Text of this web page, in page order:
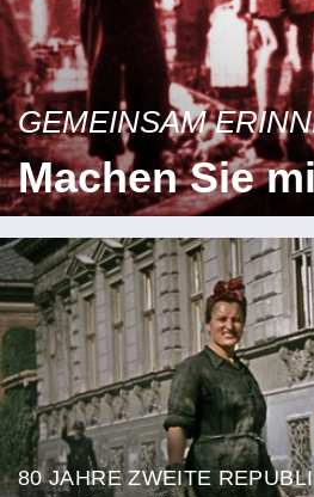
GEMEINSAM
Machen Sie
80 JAHRE ZWEITE